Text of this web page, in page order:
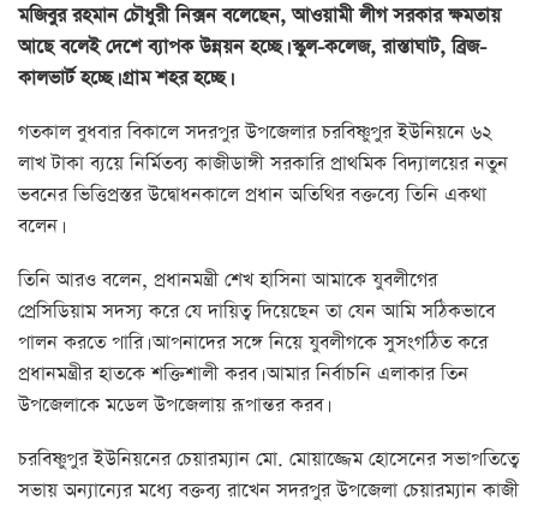
মজিবুর রহমান চৌধুরী নিক্সন বলেছেন, আওয়ামী লীগ সরকার ক্ষমতায়
আছে বলেই দেশে ব্যাপক উন্নয়ন হচ্ছে। স্কুল-কলেজ, রাস্তাঘাট, ব্রিজ-
কালভার্ট হচ্ছে। গ্রাম শহর হচ্ছে।
গতকাল বুধবার বিকালে সদরপুর উপজেলার চরবিষ্ণুপুর ইউনিয়নে ৬২
লাখ টাকা ব্যয়ে নির্মিতব্য কাজীডাঙ্গী সরকারি প্রাথমিক বিদ্যালয়ের নতুন
ভবনের ভিত্তিপ্রস্তর উদ্বোধনকালে প্রধান অতিথির বক্তব্যে তিনি একথা
বলেন।
তিনি আরও বলেন, প্রধানমন্ত্রী শেখ হাসিনা আমাকে যুবলীগের
প্রেসিডিয়াম সদস্য করে যে দায়িত্ব দিয়েছেন তা যেন আমি সঠিকভাবে
পালন করতে পারি। আপনাদের সঙ্গে নিয়ে যুবলীগকে সুসংগঠিত করে
প্রধানমন্ত্রীর হাতকে শক্তিশালী করব। আমার নির্বাচনি এলাকার তিন
উপজেলাকে মডেল উপজেলায় রূপান্তর করব।
চরবিষ্ণুপুর ইউনিয়নের চেয়ারম্যান মো. মোয়াজ্জেম হোসেনের সভাপতিত্বে
সভায় অন্যান্যের মধ্যে বক্তব্য রাখেন সদরপুর উপজেলা চেয়ারম্যান কাজী